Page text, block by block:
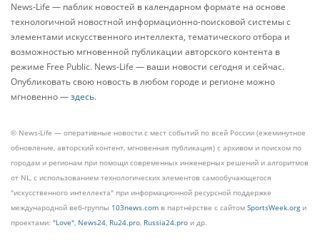
News-Life — паблик новостей в календарном формате на основе
технологичной новостной информационно-поисковой системы с
элементами искусственного интеллекта, тематического отбора и
возможностью мгновенной публикации авторского контента в
режиме Free Public. News-Life — ваши новости сегодня и сейчас.
Опубликовать свою новость в любом городе и регионе можно
мгновенно —здесь.
© News-Life — оперативные новости с мест событий по всей России (ежеминутное
обновление, авторский контент, мгновенная публикация) с архивом и поиском по
городам и регионам при помощи современных инженерных решений и алгоритмов
от NL, с использованием технологических элементов самообучающегося
"искусственного интеллекта" при информационной ресурсной поддержке
международной веб-группы 103news.com в партнёрстве с сайтом SportsWeek.orgи
проектами: "Love", News24, Ru24.pro, Russia24.pro и др.